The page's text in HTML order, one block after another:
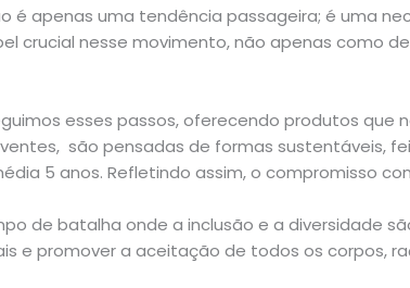
é apenas uma tendência passageira; é uma
crucial nesse movimento, não apenas como
esses passos, oferecendo produtos
são pensadas de formas sustentáveis,
5 anos. Refletindo assim, o compromisso
de batalha onde a inclusão e a diversidade
e promover a aceitação de todos os corpos,